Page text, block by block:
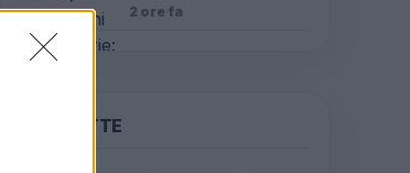
2 ore fa
PIÙ LETTE